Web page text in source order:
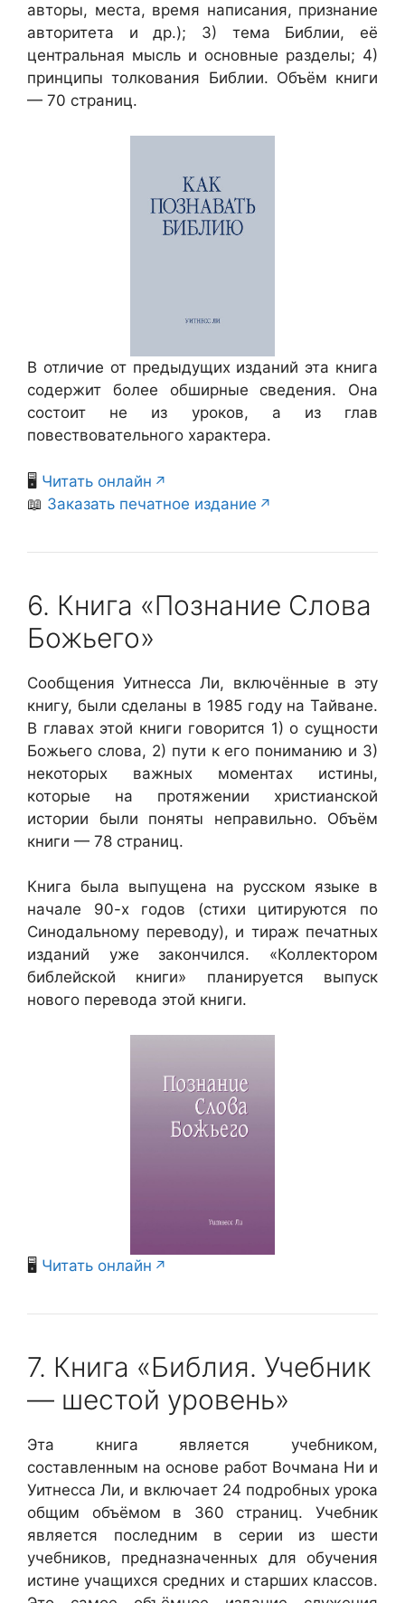
авторы, места, время написания, признание
авторитета и др.); 3) тема Библии, её
центральная мысль и основные разделы; 4)
принципы толкования Библии. Объём книги
— 70 страниц.
В отличие от предыдущих изданий эта книга
содержит более обширные сведения. Она
состоит не из уроков, а из глав
повествовательного характера.
🖥️ Читать онлайн
📖 Заказать печатное издание
6. Книга «Познание Слова
Божьего»
Сообщения Уитнесса Ли, включённые в эту
книгу, были сделаны в 1985 году на Тайване.
В главах этой книги говорится 1) о сущности
Божьего слова, 2) пути к его пониманию и 3)
некоторых важных моментах истины,
которые на протяжении христианской
истории были поняты неправильно. Объём
книги — 78 страниц.
Книга была выпущена на русском языке в
начале 90-х годов (стихи цитируются по
Синодальному переводу), и тираж печатных
изданий уже закончился. «Коллектором
библейской книги» планируется выпуск
нового перевода этой книги.
🖥️ Читать онлайн
7. Книга «Библия. Учебник
— шестой уровень»
Эта книга является учебником,
составленным на основе работ Вочмана Ни и
Уитнесса Ли, и включает 24 подробных урока
общим объёмом в 360 страниц. Учебник
является последним в серии из шести
учебников, предназначенных для обучения
истине учащихся средних и старших классов.